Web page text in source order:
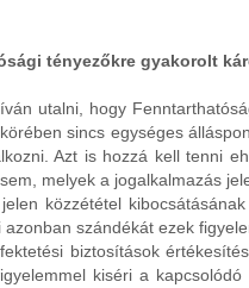
tényezőkre gyakorolt
utalni, hogy
sincs egységes
Azt is hozzá kell tenni
melyek a jogalkalmazás
közzététel
szándékát ezek
biztosítások
kiséri a